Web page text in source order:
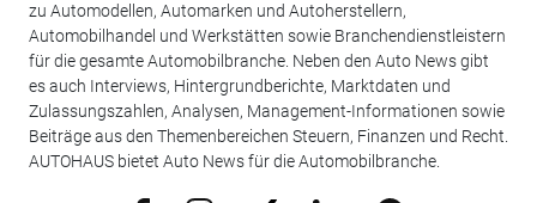
zu Automodellen, Automarken und Autoherstellern,
Automobilhandel und Werkstätten sowie Branchendienstleistern
für die gesamte Automobilbranche. Neben den Auto News gibt
es auch Interviews, Hintergrundberichte, Marktdaten und
Zulassungszahlen, Analysen, Management-Informationen sowie
Beiträge aus den Themenbereichen Steuern, Finanzen und Recht.
AUTOHAUS bietet Auto News für die Automobilbranche.